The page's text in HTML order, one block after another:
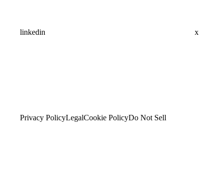
linkedin x
Privacy PolicyLegalCookie PolicyDo Not Sell